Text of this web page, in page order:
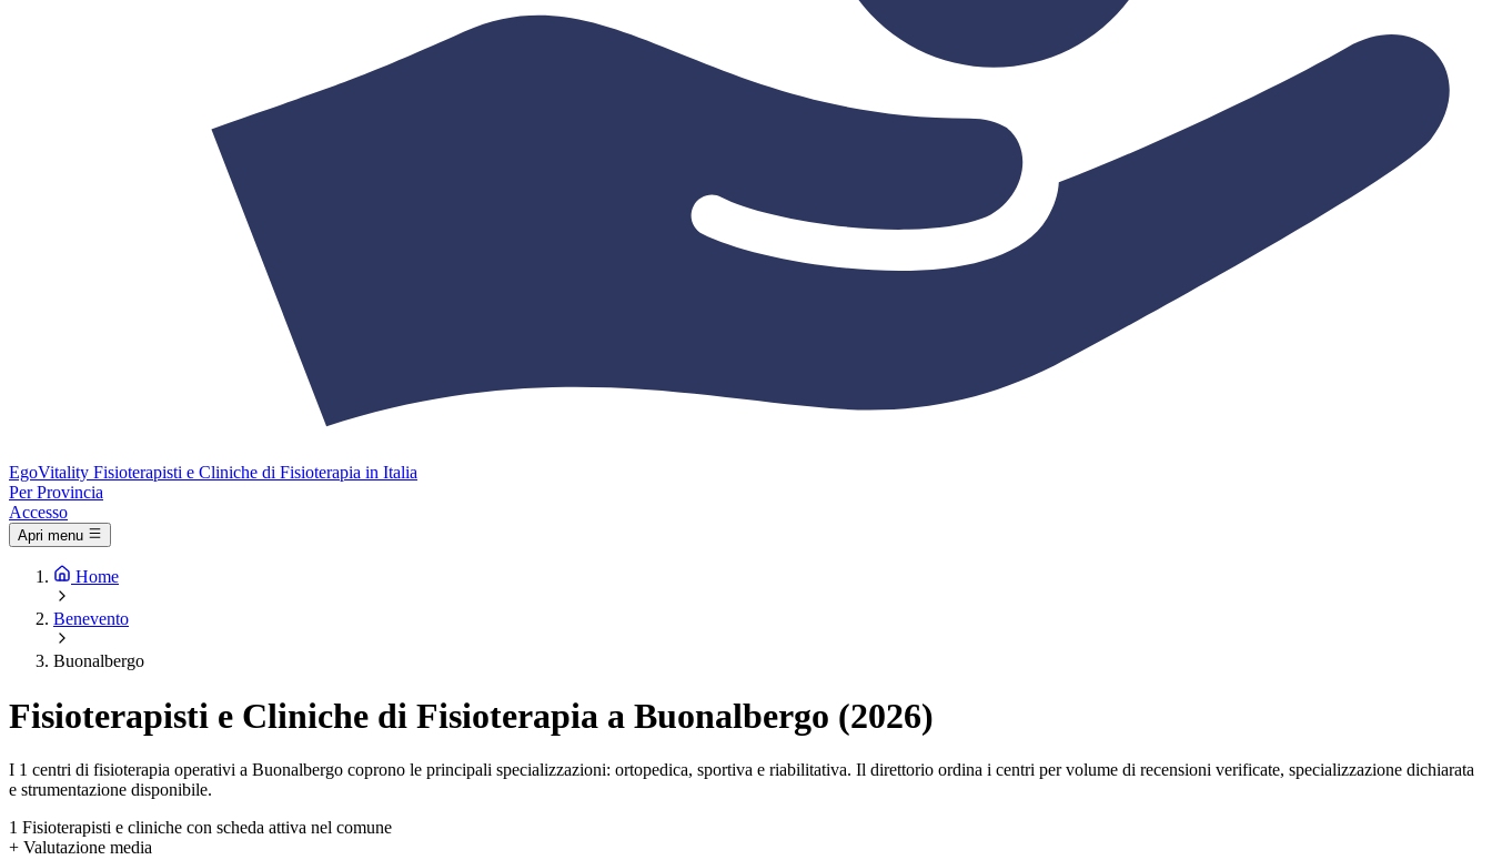
EgoVitality Fisioterapisti e Cliniche di Fisioterapia in Italia
Per Provincia
Accesso
Apri menu
Home
Benevento
Buonalbergo
Fisioterapisti e Cliniche di Fisioterapia a Buonalbergo (2026)
I 1 centri di fisioterapia operativi a Buonalbergo coprono le principali specializzazioni: ortopedica, sportiva e riabilitativa. Il direttorio ordina i centri per volume di recensioni verificate, specializzazione dichiarata
e strumentazione disponibile.
1 Fisioterapisti e cliniche con scheda attiva nel comune
+ Valutazione media